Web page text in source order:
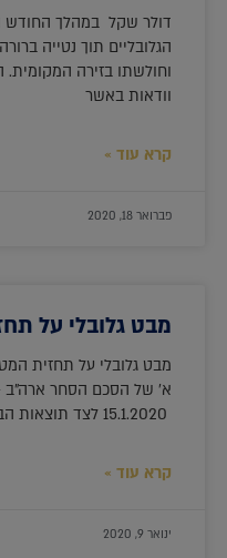
דולר שקל במהלך החודש
הגלובליים תוך נטייה
וחולשתו בזירה
וודאות באשר
קרא עוד »
פברואר 18, 2020
מבט גלובלי על
מבט גלובלי על תחזית
א' של הסכם הסחר ארה"ב
קרא עוד »
ינואר 9, 2020